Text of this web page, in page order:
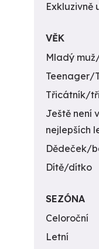
Exkluzivně
VĚK
Mladý
Teenager/
Třicátník/
Ještě není
nejlepších
Dědeček/
Dítě/dítko
SEZÓNA
Celoroční
Letní